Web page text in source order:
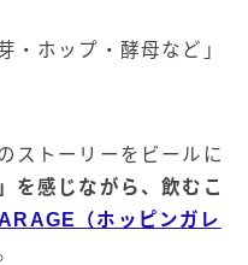
・ホップ・酵母など」
ストーリーをビールに
を感じながら、飲むこ
（ホッピンガレ